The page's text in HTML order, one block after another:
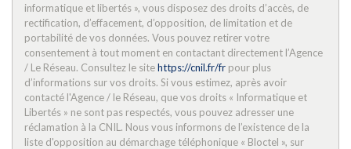
informatique et libertés », vous disposez des droits d’accès, de
rectification, d’effacement, d’opposition, de limitation et de
portabilité de vos données. Vous pouvez retirer votre
consentement à tout moment en contactant directement l’Agence
/ Le Réseau. Consultez le sitehttps://cnil.fr/fr pour plus
d’informations sur vos droits. Si vous estimez, après avoir
contacté l'Agence / le Réseau, que vos droits « Informatique et
Libertés » ne sont pas respectés, vous pouvez adresser une
réclamation à la CNIL. Nous vous informons de l’existence de la
liste d'opposition au démarchage téléphonique « Bloctel », sur